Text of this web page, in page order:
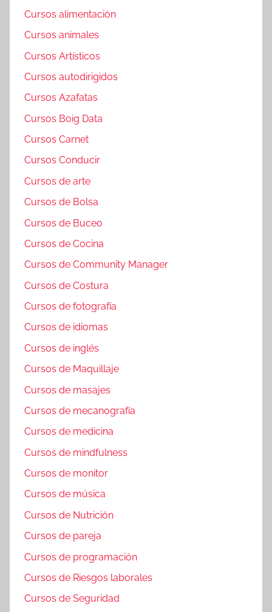
Cursos alimentación
Cursos animales
Cursos Artísticos
Cursos autodirigidos
Cursos Azafatas
Cursos Boig Data
Cursos Carnet
Cursos Conducir
Cursos de arte
Cursos de Bolsa
Cursos de Buceo
Cursos de Cocina
Cursos de Community Manager
Cursos de Costura
Cursos de fotografía
Cursos de idiomas
Cursos de inglés
Cursos de Maquillaje
Cursos de masajes
Cursos de mecanografía
Cursos de medicina
Cursos de mindfulness
Cursos de monitor
Cursos de música
Cursos de Nutrición
Cursos de pareja
Cursos de programación
Cursos de Riesgos laborales
Cursos de Seguridad